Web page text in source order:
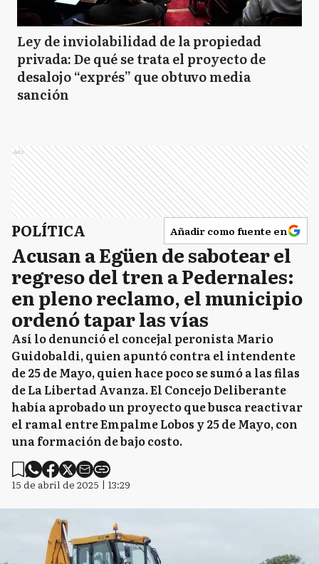
Ley de inviolabilidad de la propiedad
privada: De qué se trata el proyecto de
desalojo “exprés” que obtuvo media
sanción
Ads
POLÍTICA Añadir como fuente en
Acusan a Egüen de sabotear el
regreso del tren a Pedernales:
en pleno reclamo, el municipio
ordenó tapar las vías
Así lo denunció el concejal peronista Mario
Guidobaldi, quien apuntó contra el intendente
de 25 de Mayo, quien hace poco se sumó a las filas
de La Libertad Avanza. El Concejo Deliberante
había aprobado un proyecto que busca reactivar
el ramal entre Empalme Lobos y 25 de Mayo, con
una formación de bajo costo.
15 de abril de 2025 | 13:29